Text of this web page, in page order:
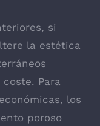
si
la estética
Para
los
poroso